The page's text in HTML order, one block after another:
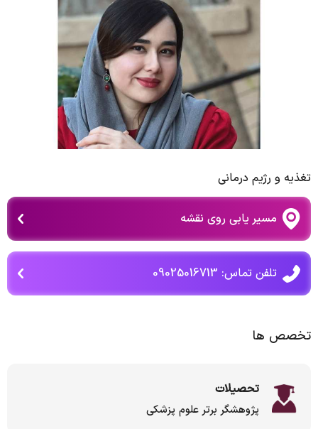
تغذیه و رژیم درمانی
مسیر یابی روی نقشه
تلفن تماس: 09025016713
تخصص ها
تحصیلات
پژوهشگر برتر علوم پزشکی